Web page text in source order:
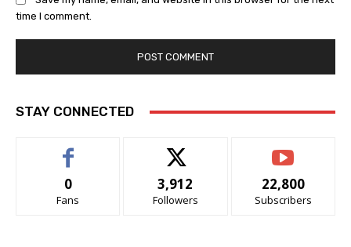
time I comment.
STAY CONNECTED
0
Fans
3,912
Followers
22,800
Subscribers